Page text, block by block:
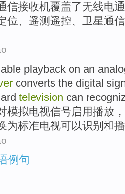
信接收机覆盖了无线电
位、遥测遥控、 卫星通信
playback on an
converts the digital
television can
模拟电视信号启用播放 ，
为标准电视可以识别 和
例句